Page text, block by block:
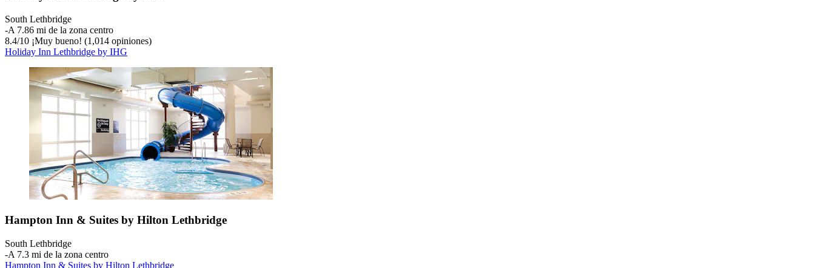
South Lethbridge
‐A 7.86 mi de la zona centro
8.4/10 ¡Muy bueno! (1,014 opiniones)
Holiday Inn Lethbridge by IHG
Hampton Inn & Suites by Hilton Lethbridge
South Lethbridge
‐A 7.3 mi de la zona centro
Hampton Inn & Suites by Hilton Lethbridge